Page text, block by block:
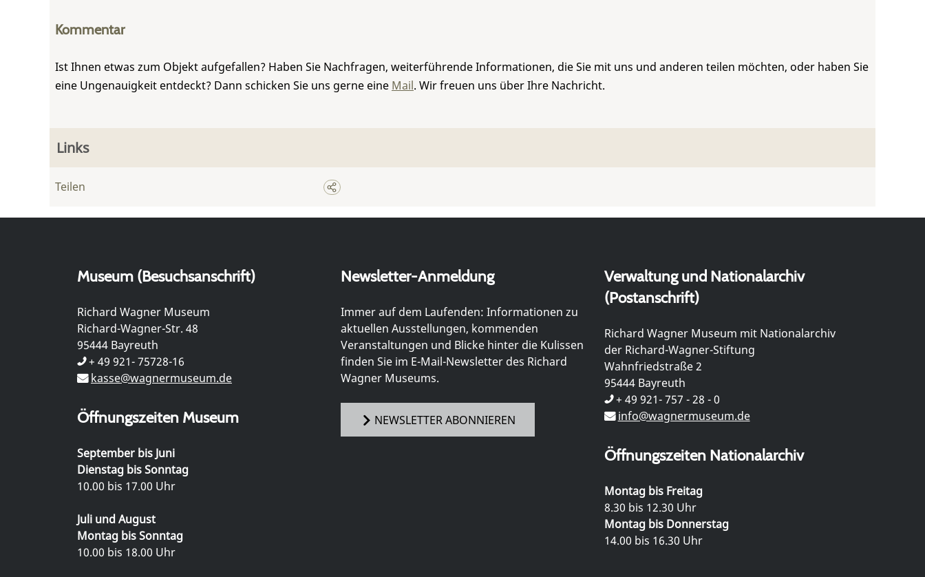
Kommentar
Ist Ihnen etwas zum Objekt aufgefallen? Haben Sie Nachfragen, weiterführende Informationen, die Sie mit uns und anderen teilen möchten, oder haben Sie
eine Ungenauigkeit entdeckt? Dann schicken Sie uns gerne eine Mail. Wir freuen uns über Ihre Nachricht.
Links
Teilen
Museum (Besuchsanschrift)
Richard Wagner Museum
Richard-Wagner-Str. 48
95444 Bayreuth
+ 49 921- 75728-16
kasse@wagnermuseum.de
Öffnungszeiten Museum
September bis Juni
Dienstag bis Sonntag
10.00 bis 17.00 Uhr
Juli und August
Montag bis Sonntag
10.00 bis 18.00 Uhr
Newsletter-Anmeldung
Immer auf dem Laufenden: Informationen zu
aktuellen Ausstellungen, kommenden
Veranstaltungen und Blicke hinter die Kulissen
finden Sie im E-Mail-Newsletter des Richard
Wagner Museums.
NEWSLETTER ABONNIEREN
Verwaltung und Nationalarchiv
(Postanschrift)
Richard Wagner Museum mit Nationalarchiv
der Richard-Wagner-Stiftung
Wahnfriedstraße 2
95444 Bayreuth
+ 49 921- 757 - 28 - 0
info@wagnermuseum.de
Öffnungszeiten Nationalarchiv
Montag bis Freitag
8.30 bis 12.30 Uhr
Montag bis Donnerstag
14.00 bis 16.30 Uhr